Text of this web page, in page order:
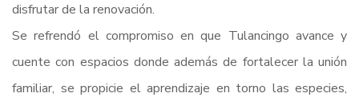
disfrutar de la renovación.
Se refrendó el compromiso en que Tulancingo avance y
cuente con espacios donde además de fortalecer la unión
familiar, se propicie el aprendizaje en torno las especies,